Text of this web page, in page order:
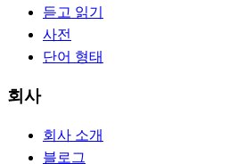
듣고 읽기
사전
단어 형태
회사
회사 소개
블로그